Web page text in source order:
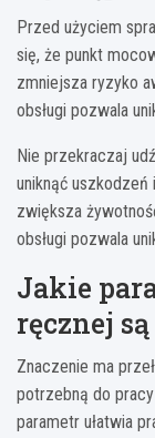
Przed użyciem
się, że punkt
zmniejsza ryzyko
obsługi pozwala
Nie przekraczaj
uniknąć uszkodzeń
zwiększa
obsługi pozwala
Jakie
ręcznej
Znaczenie ma
potrzebną do
parametr ułatwia